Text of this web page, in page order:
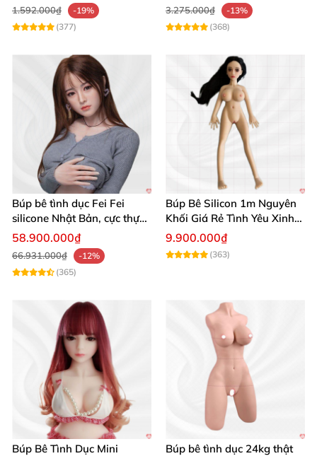
1.592.000₫
-19%
(377)
3.275.000₫
-13%
(368)
Búp bê tình dục Fei Fei
silicone Nhật Bản, cực thực,
giá tốt
58.900.000₫
66.931.000₫
-12%
(365)
Búp Bê Silicon 1m Nguyên
Khối Giá Rẻ Tình Yêu Xinh
Đẹp
9.900.000₫
(363)
Búp Bê Tình Dục Mini
Búp bê tình dục 24kg thật